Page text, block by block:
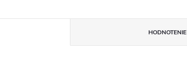
HODNOTENIE